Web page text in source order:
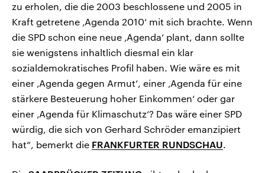
zu erholen, die die 2003 beschlossene und 2005 in
Kraft getretene ‚Agenda 2010‘ mit sich brachte. Wenn
die SPD schon eine neue ‚Agenda‘ plant, dann sollte
sie wenigstens inhaltlich diesmal ein klar
sozialdemokratisches Profil haben. Wie wäre es mit
einer ‚Agenda gegen Armut‘, einer ‚Agenda für eine
stärkere Besteuerung hoher Einkommen‘ oder gar
einer ‚Agenda für Klimaschutz‘? Das wäre einer SPD
würdig, die sich von Gerhard Schröder emanzipiert
hat“, bemerkt die FRANKFURTER RUNDSCHAU.